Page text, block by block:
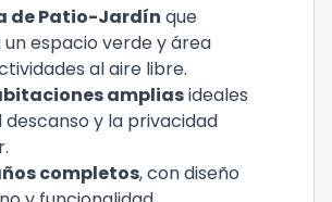
de Patio-Jardín que
espacio verde y área
al aire libre.
ampliasideales
descanso y la privacidad
completos, con diseño